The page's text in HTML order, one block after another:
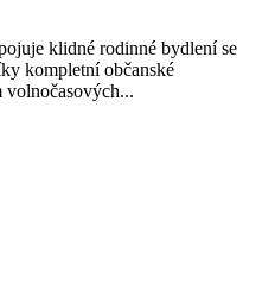
klidné rodinné bydlení se
kompletní občanské
volnočasových...